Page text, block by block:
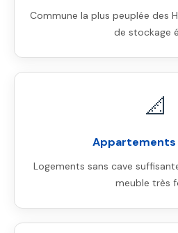
Commune la plus peuplée des
de stockage
📐
Appartements
Logements sans cave
meuble très